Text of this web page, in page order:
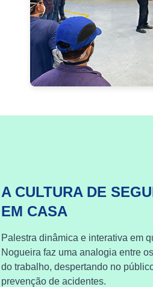
A CULTURA DE
EM CASA
Palestra dinâmica e interativa em
Nogueira faz uma analogia entre
do trabalho, despertando no
prevenção de acidentes.